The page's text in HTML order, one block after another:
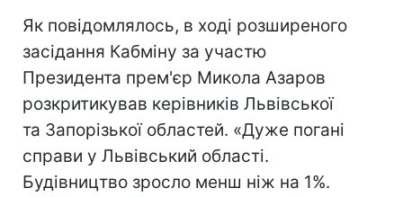
Як повідомлялось, в ході розширеного
засідання Кабміну за участю
Президента прем'єр Микола Азаров
розкритикував керівників Львівської
та Запорізької областей. «Дуже погані
справи у Львівський області.
Будівництво зросло менш ніж на 1%.